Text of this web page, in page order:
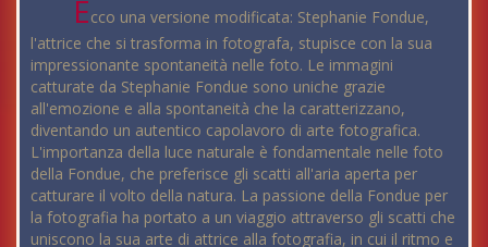
Ecco una versione modificata: Stephanie Fondue,
l'attrice che si trasforma in fotografa, stupisce con la sua
impressionante spontaneità nelle foto. Le immagini
catturate da Stephanie Fondue sono uniche grazie
all'emozione e alla spontaneità che la caratterizzano,
diventando un autentico capolavoro di arte fotografica.
L'importanza della luce naturale è fondamentale nelle foto
della Fondue, che preferisce gli scatti all'aria aperta per
catturare il volto della natura. La passione della Fondue per
la fotografia ha portato a un viaggio attraverso gli scatti che
uniscono la sua arte di attrice alla fotografia, in cui il ritmo e